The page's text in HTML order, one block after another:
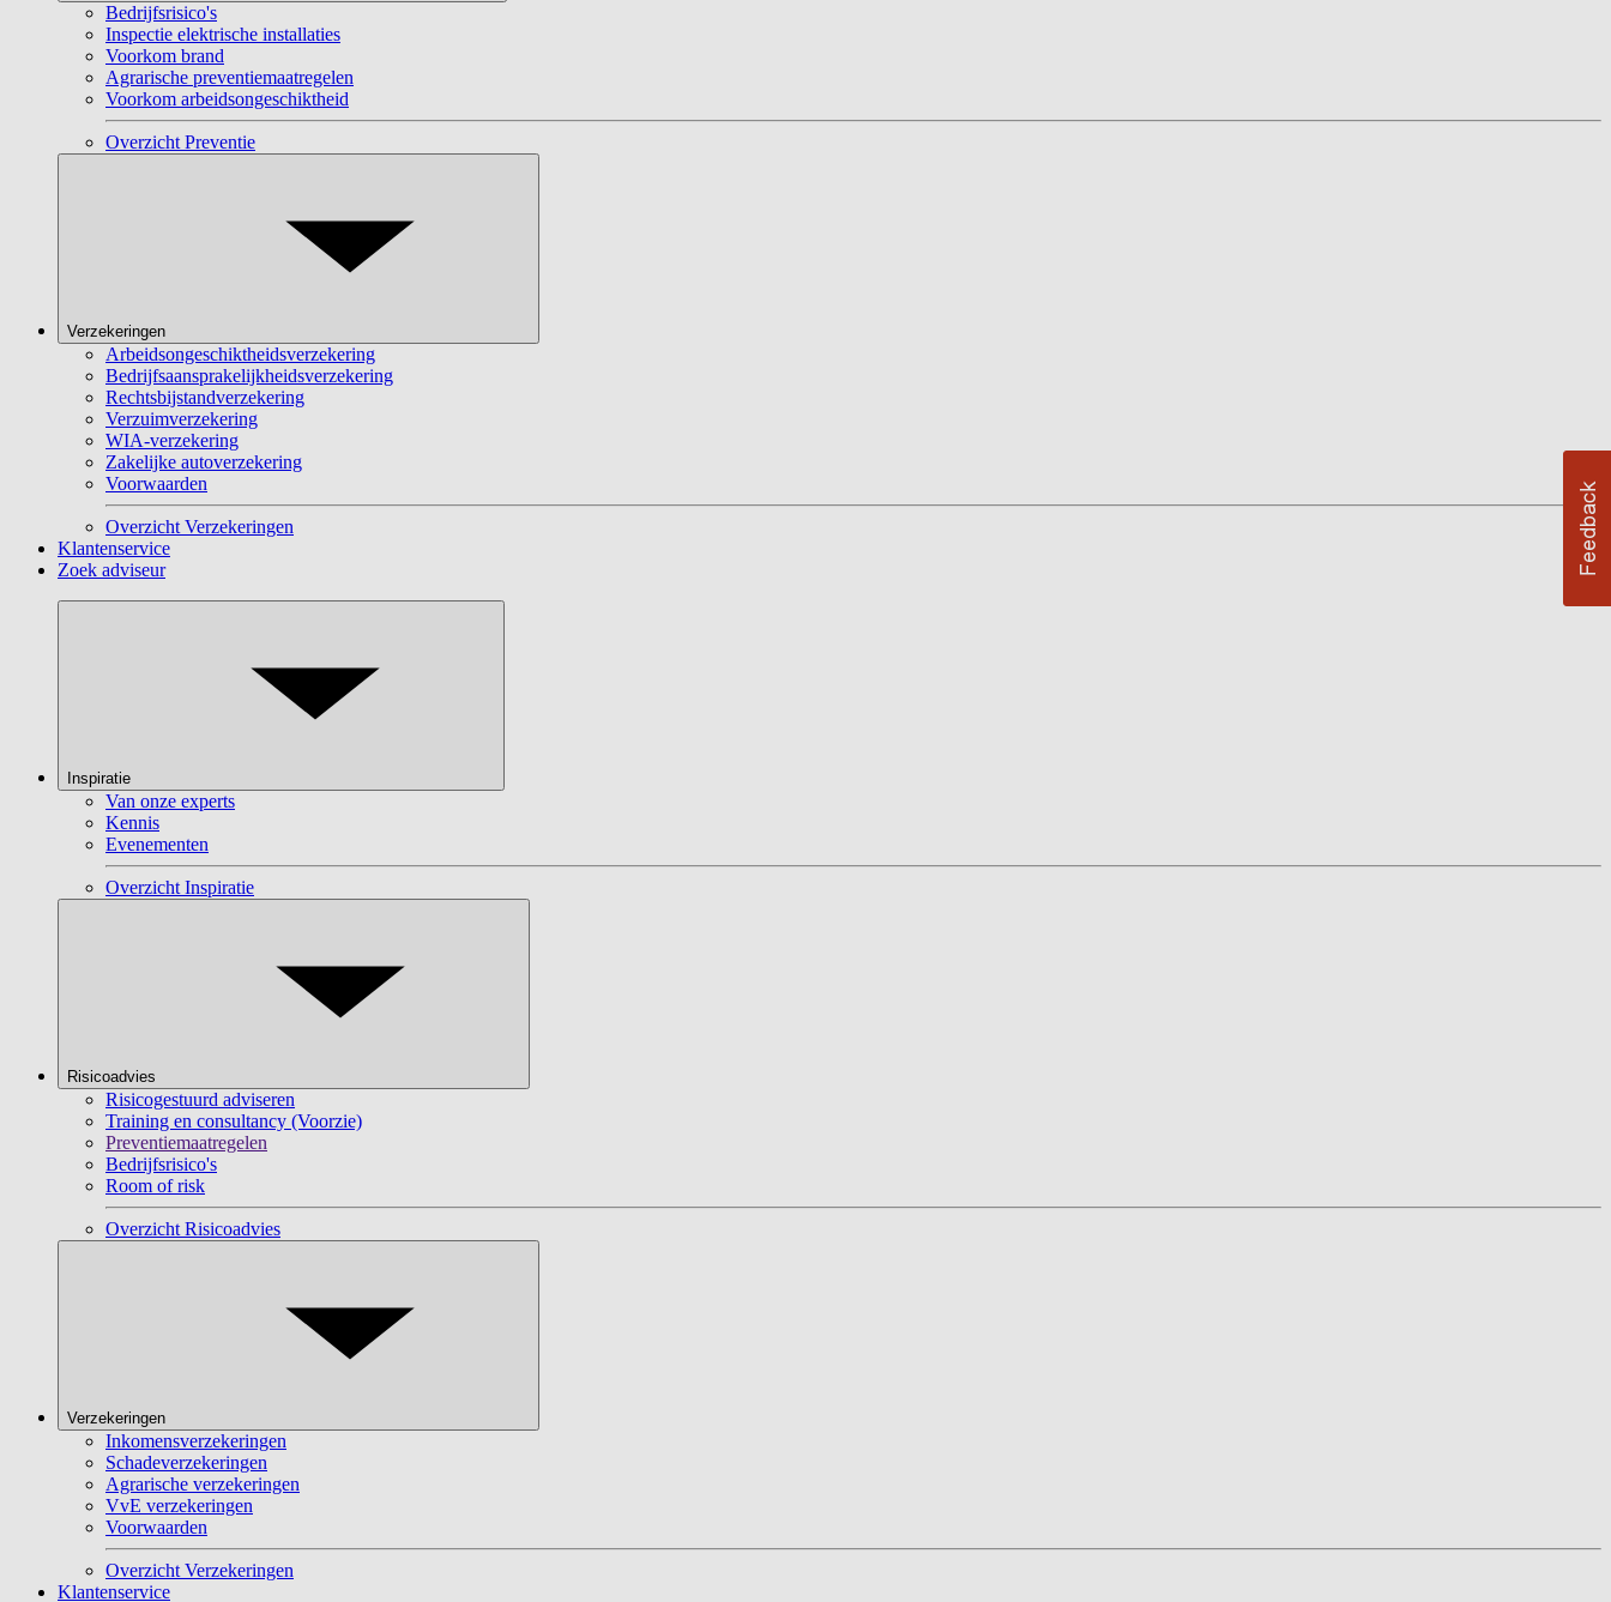
Bedrijfsrisico's
Inspectie elektrische installaties
Voorkom brand
Agrarische preventiemaatregelen
Voorkom arbeidsongeschiktheid
Overzicht Preventie
Verzekeringen
Arbeidsongeschiktheidsverzekering
Bedrijfsaansprakelijkheidsverzekering
Rechtsbijstandverzekering
Verzuimverzekering
WIA-verzekering
Zakelijke autoverzekering
Voorwaarden
Overzicht Verzekeringen
Klantenservice
Zoek adviseur
Inspiratie
Van onze experts
Kennis
Evenementen
Overzicht Inspiratie
Risicoadvies
Risicogestuurd adviseren
Training en consultancy (Voorzie)
Preventiemaatregelen
Bedrijfsrisico's
Room of risk
Overzicht Risicoadvies
Verzekeringen
Inkomensverzekeringen
Schadeverzekeringen
Agrarische verzekeringen
VvE verzekeringen
Voorwaarden
Overzicht Verzekeringen
Klantenservice